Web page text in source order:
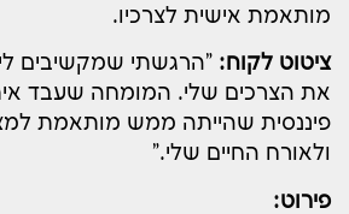
מותאמת אישית לצרכיו.
ציטוט לקוח: "הרגשתי שמקשיבים
את הצרכים שלי. המומחה שעבד
פיננסית שהייתה ממש מותאמת
ולאורח החיים שלי."
פירוט: